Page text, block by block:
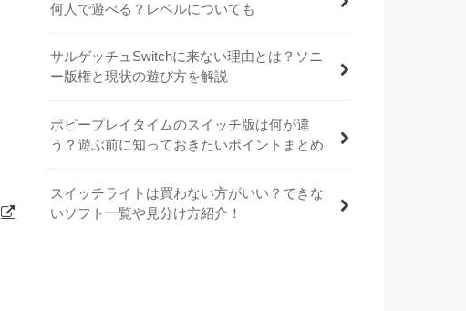
何人で遊べる？レベルについても
サルゲッチュSwitchに来ない理由とは？ソニ
ー版権と現状の遊び方を解説
ポピープレイタイムのスイッチ版は何が違
う？遊ぶ前に知っておきたいポイントまとめ
スイッチライトは買わない方がいい？できな
いソフト一覧や見分け方紹介！